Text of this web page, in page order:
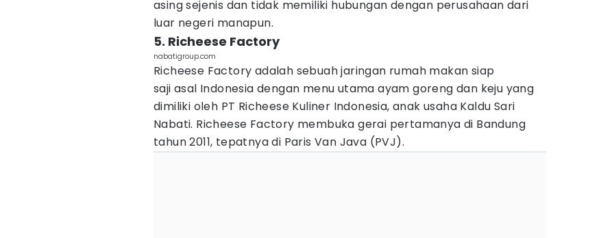
asing sejenis dan tidak memiliki hubungan dengan perusahaan dari
luar negeri manapun.
5. Richeese Factory
nabatigroup.com
Richeese Factory adalah sebuah jaringan rumah makan siap
saji asal Indonesia dengan menu utama ayam goreng dan keju yang
dimiliki oleh PT Richeese Kuliner Indonesia, anak usaha Kaldu Sari
Nabati. Richeese Factory membuka gerai pertamanya di Bandung
tahun 2011, tepatnya di Paris Van Java (PVJ).